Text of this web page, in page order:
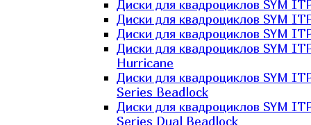
Диски для квадроциклов SYM
Диски для квадроциклов SYM
Диски для квадроциклов SYM
Диски для квадроциклов SYM
Hurricane
Диски для квадроциклов SYM
Series Beadlock
Диски для квадроциклов SYM
Series Dual Beadlock